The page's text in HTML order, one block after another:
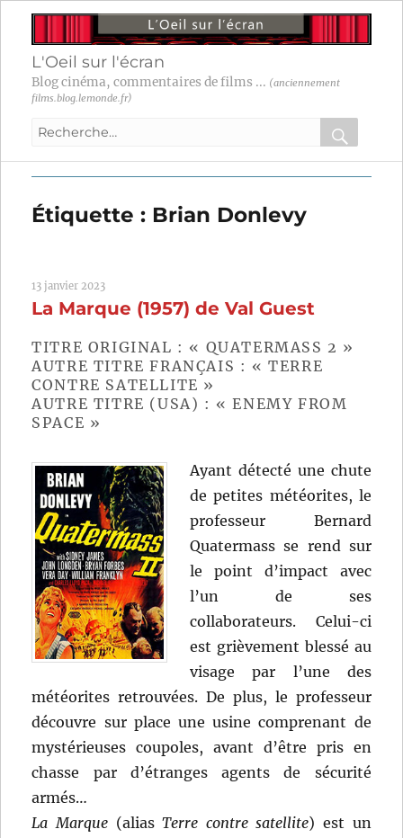
L'Oeil sur l'écran
Blog cinéma, commentaires de films ... (anciennement
films.blog.lemonde.fr)
Recherche
:
OK
Étiquette : Brian Donlevy
13 janvier 2023
La Marque (1957) de Val Guest
TITRE ORIGINAL : « QUATERMASS 2 »
AUTRE TITRE FRANÇAIS : « TERRE
CONTRE SATELLITE »
AUTRE TITRE (USA) : « ENEMY FROM
SPACE »
Ayant détecté une chute
de petites météorites, le
professeur Bernard
Quatermass se rend sur
le point d’impact avec
l’un de ses
collaborateurs. Celui-ci
est grièvement blessé au
visage par l’une des
météorites retrouvées. De plus, le professeur
découvre sur place une usine comprenant de
mystérieuses coupoles, avant d’être pris en
chasse par d’étranges agents de sécurité
armés…
La Marque(aliasTerre contre satellite) est un